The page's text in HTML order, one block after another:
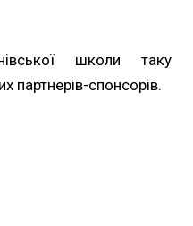
школи таку
партнерів-спонсорів.